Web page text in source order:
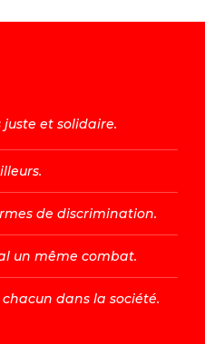
et solidaire.
de discrimination.
un même combat.
dans la société.